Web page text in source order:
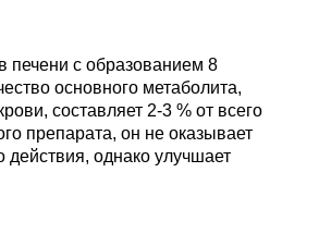
печени с образованием 8
основного метаболита,
составляет 2-3 % от всего
препарата, он не оказывает
действия, однако улучшает